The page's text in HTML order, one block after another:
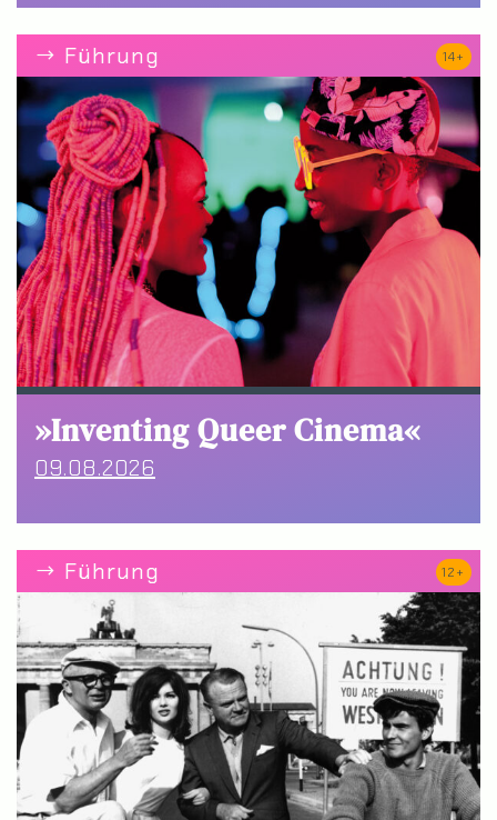
Führung
»Inventing Queer Cinema«
09.08.2026
14+
Führung 12+